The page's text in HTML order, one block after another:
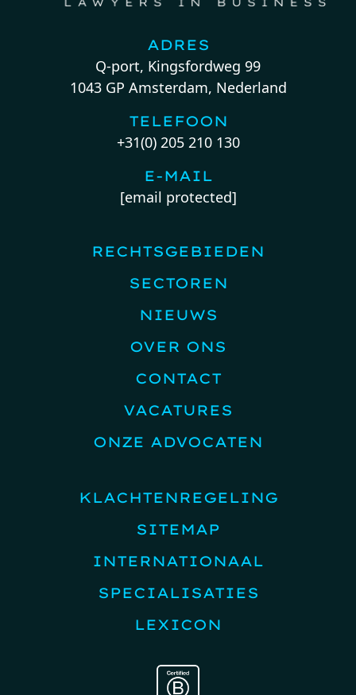
ADRES
Q-port, Kingsfordweg 99
1043 GP Amsterdam, Nederland
TELEFOON
+31(0) 205 210 130
E-MAIL
[email protected]
RECHTSGEBIEDEN
SECTOREN
NIEUWS
OVER ONS
CONTACT
VACATURES
ONZE ADVOCATEN
KLACHTENREGELING
SITEMAP
INTERNATIONAAL
SPECIALISATIES
LEXICON